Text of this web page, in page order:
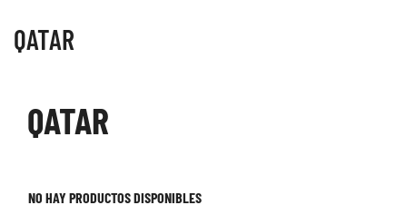
QATAR
QATAR
NO HAY PRODUCTOS DISPONIBLES